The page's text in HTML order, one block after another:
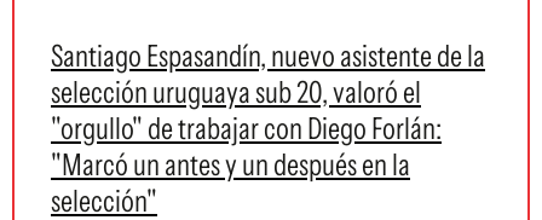
Santiago Espasandín, nuevo asistente de la
selección uruguaya sub 20, valoró el
"orgullo" de trabajar con Diego Forlán:
"Marcó un antes y un después en la
selección"